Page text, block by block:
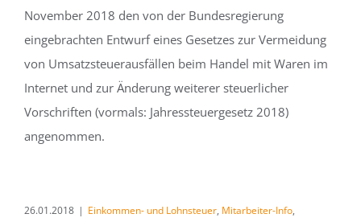
November 2018 den von der Bundesregierung
eingebrachten Entwurf eines Gesetzes zur Vermeidung
von Umsatzsteuerausfällen beim Handel mit Waren im
Internet und zur Änderung weiterer steuerlicher
Vorschriften (vormals: Jahressteuergesetz 2018)
angenommen.
26.01.2018 | Einkommen- und Lohnsteuer, Mitarbeiter-Info,